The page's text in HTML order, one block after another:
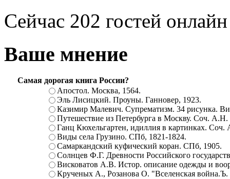
Сейчас 202 гостей онлайн
Ваше мнение
Самая дорогая книга России?
Апостол. Москва, 1564.
Эль Лисицкий. Проуны. Ганновер, 1923.
Казимир Малевич. Супрематизм. 34 рисунка.
Путешествие из Петербурга в Москву. Соч.
Ганц Кюхельгартен, идиллия в картинках.
Виды села Грузино. СПб, 1821-1824.
Самаркандский куфический коран. СПб, 1905.
Солнцев Ф.Г. Древности Российского
Висковатов А.В. Истор. описание одежды и
Крученых А., Розанова О. "Вселенская